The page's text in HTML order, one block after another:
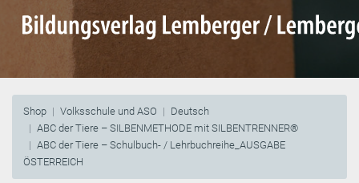
Shop Volksschule und ASO
Deutsch
ABC der Tiere – SILBENMETHODE mit SILBENTRENNER®
ABC der Tiere – Schulbuch- / Lehrbuchreihe_AUSGABE
ÖSTERREICH